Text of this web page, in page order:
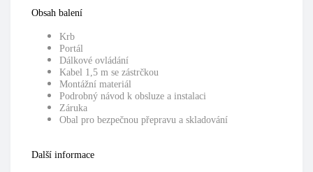
Obsah balení
Krb
Portál
Dálkové ovládání
Kabel 1,5 m se zástrčkou
Montážní materiál
Podrobný návod k obsluze a instalaci
Záruka
Obal pro bezpečnou přepravu a skladování
Další informace